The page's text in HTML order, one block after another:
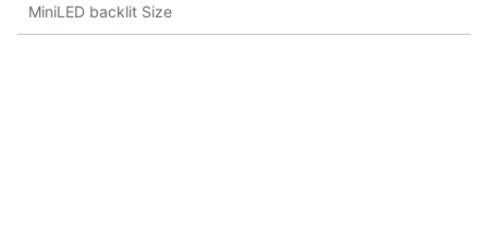
MiniLED backlit Size